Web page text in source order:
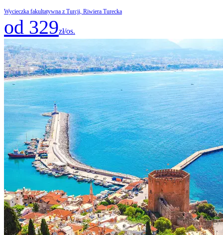
Wycieczka fakultatywna z Turcji, Riwiera Turecka
od 329zł/os.